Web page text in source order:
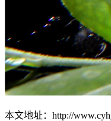
本文地址：http://